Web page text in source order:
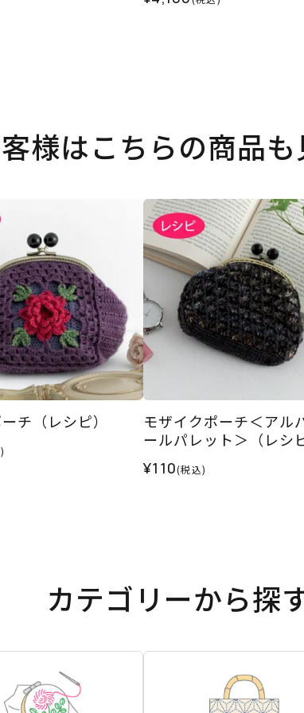
様はこちらの商品
チ（レシピ）
モザイクポーチ＜アル
ールパレット＞（レシピ
¥110(税込)
カテゴリーから探